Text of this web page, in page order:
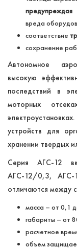
предупреждая
вреда
соответствие
сохранение
Автономное
высокую
последствий в
моторных
устройств для
хранении твердых
Серия АГС-12
АГС-12/0,3,
отличаются между
масса – от 0,1
габариты – от
расчетное
объем